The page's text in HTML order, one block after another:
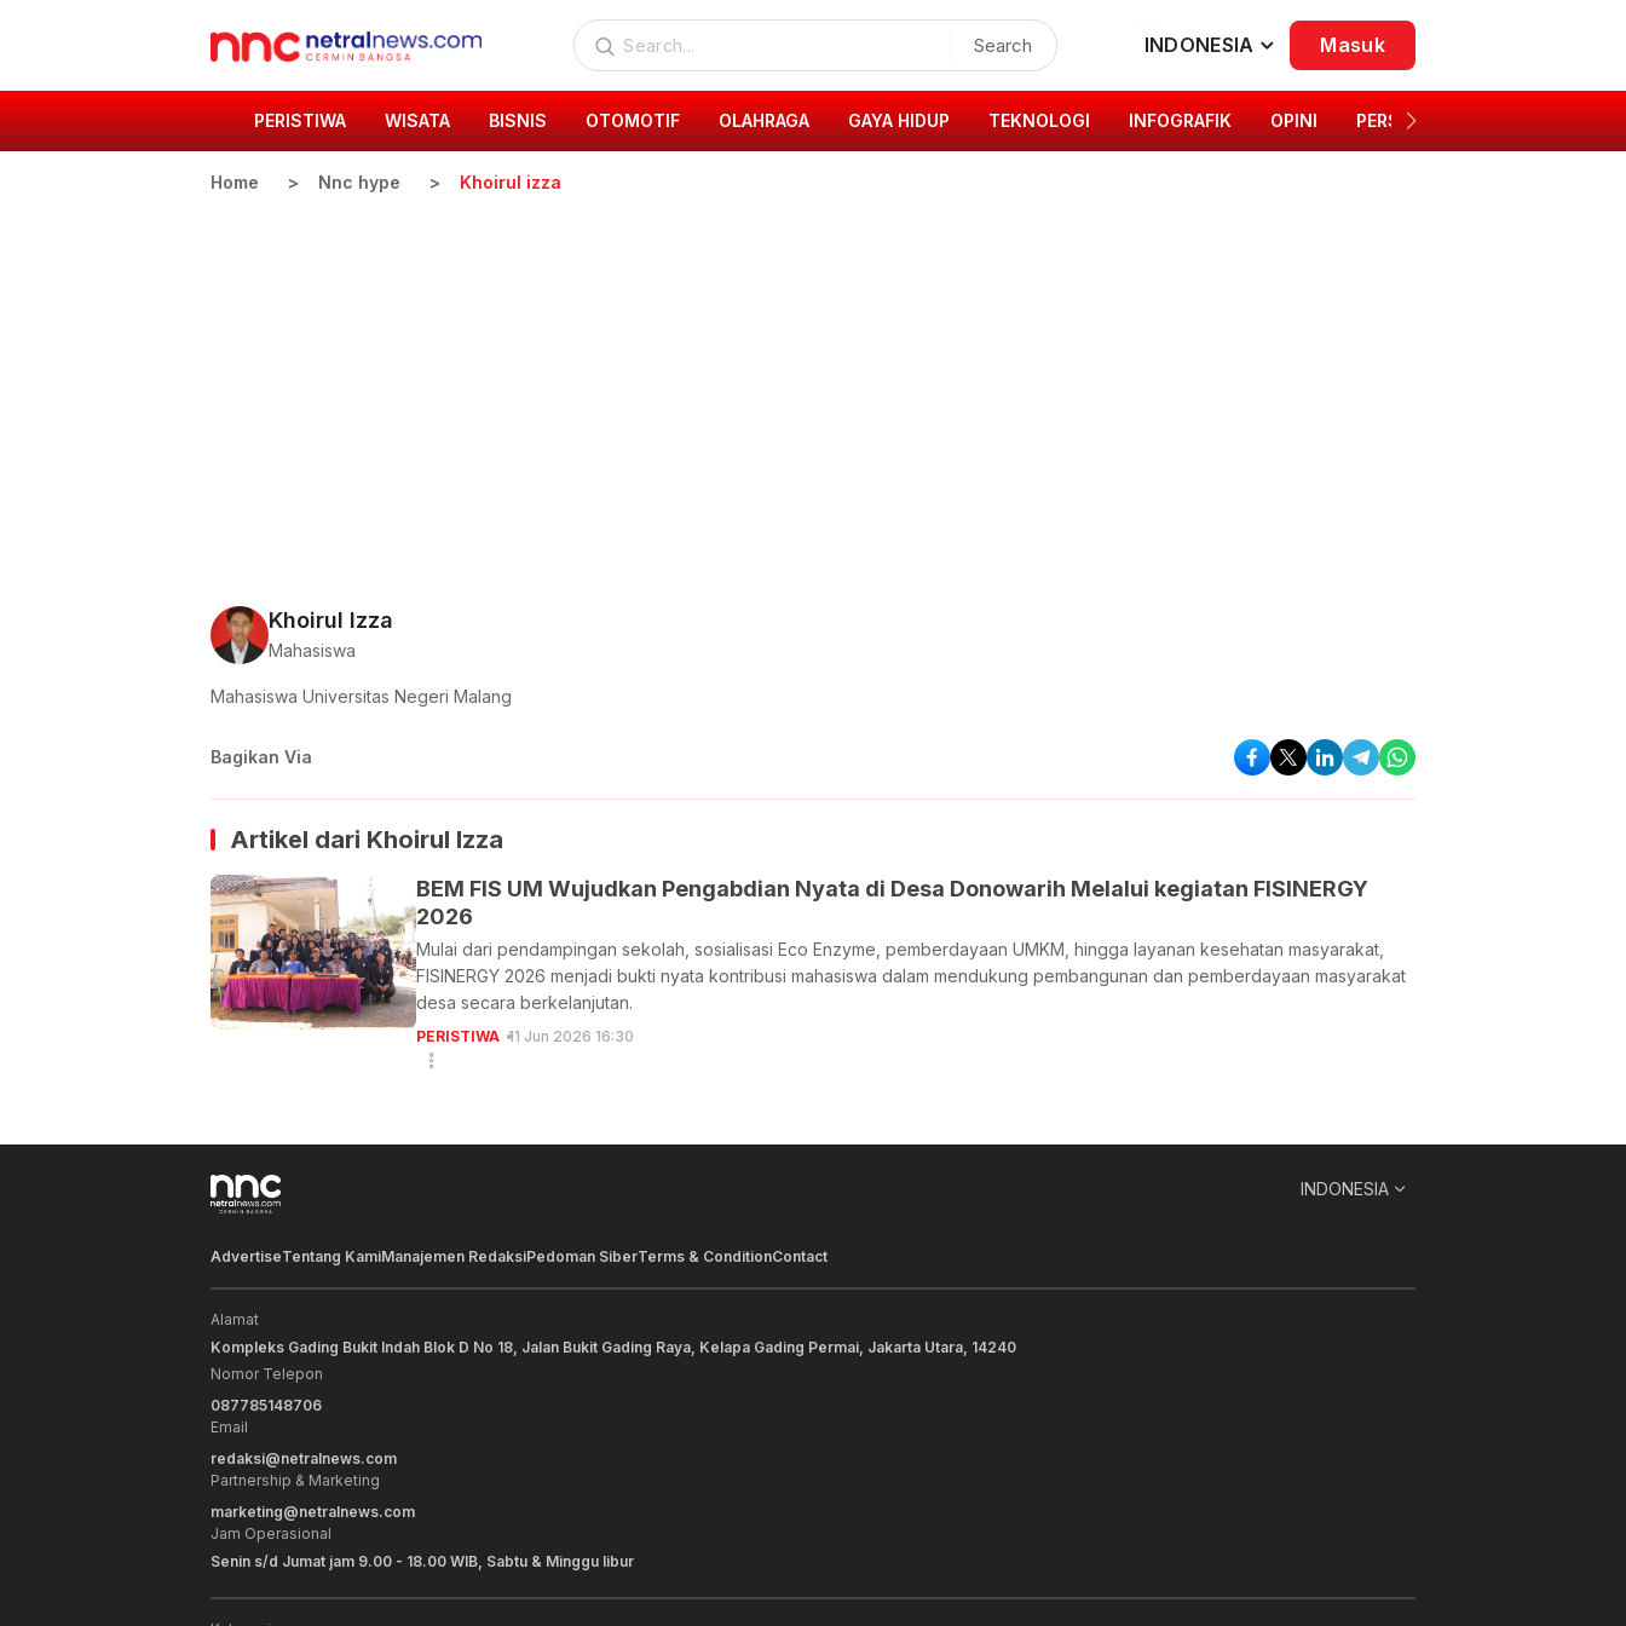
Search INDONESIA Masuk
PERISTIWA WISATA BISNIS OTOMOTIF OLAHRAGA GAYA HIDUP TEKNOLOGI INFOGRAFIK OPINI PERSONA
Home Nnc hype Khoirul izza
Khoirul Izza
Mahasiswa
Mahasiswa Universitas Negeri Malang
Bagikan Via
Artikel dari Khoirul Izza
BEM FIS UM Wujudkan Pengabdian Nyata di Desa Donowarih Melalui kegiatan FISINERGY
2026
Mulai dari pendampingan sekolah, sosialisasi Eco Enzyme, pemberdayaan UMKM, hingga layanan kesehatan masyarakat,
FISINERGY 2026 menjadi bukti nyata kontribusi mahasiswa dalam mendukung pembangunan dan pemberdayaan masyarakat
desa secara berkelanjutan.
PERISTIWA 11 Jun 2026 16:30
INDONESIA
AdvertiseTentang KamiManajemen RedaksiPedoman SiberTerms & ConditionContact
Alamat
Kompleks Gading Bukit Indah Blok D No 18, Jalan Bukit Gading Raya, Kelapa Gading Permai, Jakarta Utara, 14240
Nomor Telepon
087785148706
Email
redaksi@netralnews.com
Partnership & Marketing
marketing@netralnews.com
Jam Operasional
Senin s/d Jumat jam 9.00 - 18.00 WIB, Sabtu & Minggu libur